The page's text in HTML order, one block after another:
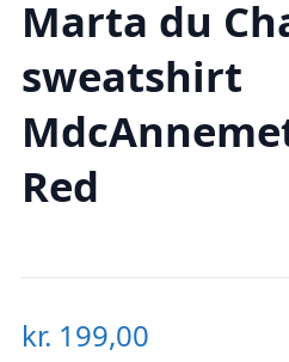
Marta du
sweatshirt
Red
kr. 199,00